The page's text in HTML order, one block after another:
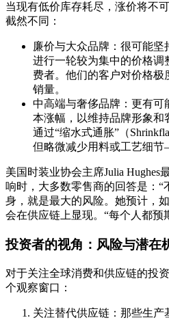
当现有低价库存耗尽，涨价将不
截然不同：
廉价与大众品牌：很可能
进行一轮较为集中的价格调
费者。他们的客户对价格
销量。
中高端与奢侈品牌：更有
本涨幅，以维持品牌形象和
通过“缩水式通胀”（
但略微减少用料或工艺细
美国时装业协会主席Julia Hughes
响时，大多数零售商的回答是：“
身，就是最大的风险。她预计，
会在供应链上显现。“每个人都预
投资者的视角：风险与潜在
对于关注全球消费和供应链的投
个观察窗口：
关注替代供应链：那些生产